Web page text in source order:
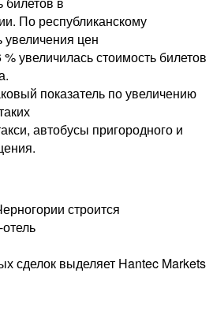
По республиканскому
цен
увеличилась стоимость билетов
показатель по увеличению
автобусы пригородного и
строится
сделок выделяет Hantec Markets